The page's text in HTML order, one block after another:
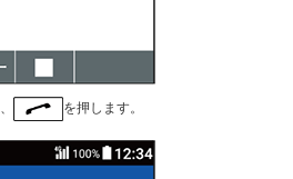
を押します。